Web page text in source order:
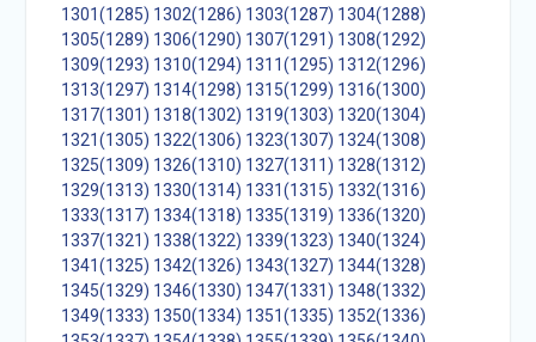
1301(1285) 1302(1286) 1303(1287) 1304(1288)
1305(1289) 1306(1290) 1307(1291) 1308(1292)
1309(1293) 1310(1294) 1311(1295) 1312(1296)
1313(1297) 1314(1298) 1315(1299) 1316(1300)
1317(1301) 1318(1302) 1319(1303) 1320(1304)
1321(1305) 1322(1306) 1323(1307) 1324(1308)
1325(1309) 1326(1310) 1327(1311) 1328(1312)
1329(1313) 1330(1314) 1331(1315) 1332(1316)
1333(1317) 1334(1318) 1335(1319) 1336(1320)
1337(1321) 1338(1322) 1339(1323) 1340(1324)
1341(1325) 1342(1326) 1343(1327) 1344(1328)
1345(1329) 1346(1330) 1347(1331) 1348(1332)
1349(1333) 1350(1334) 1351(1335) 1352(1336)